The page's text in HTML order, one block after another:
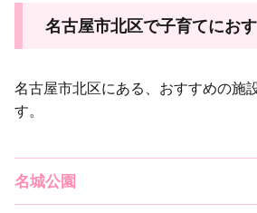
名古屋市北区で子育てにお
名古屋市北区にある、おすすめの施
す。
名城公園